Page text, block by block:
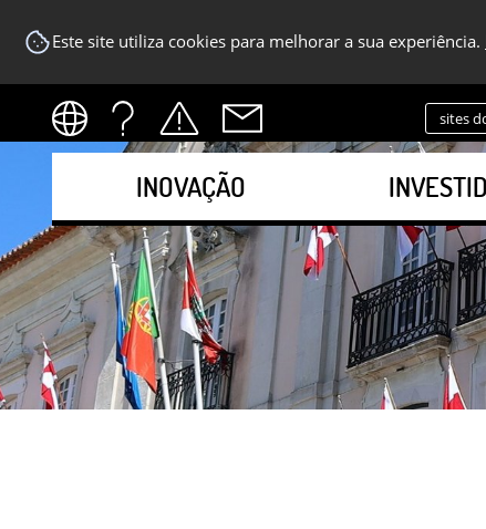
Este site utiliza cookies para melhorar a sua experiência.
sites
INOVAÇÃO